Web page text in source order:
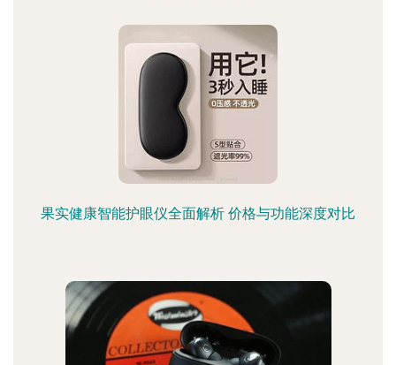
果实健康智能护眼仪全面解析 价格与功能深度对比